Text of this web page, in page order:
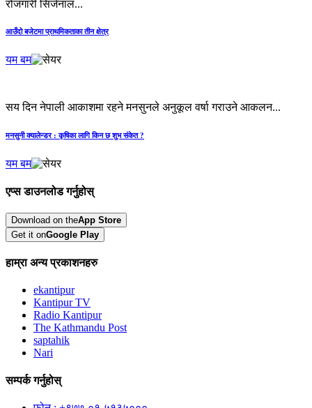
रोजगारी सिर्जनाल...
आउँदो बजेटमा प्राथमिकताका तीन क्षेत्र
यम बम
सय दिन नेपाली आकाशमा रहने मनसुनले अनुकूल वर्षा गराउने आकलन...
मनसुनी क्यालेन्डर : कृषिका लागि किन छ शुभ संकेत ?
यम बम
एप्स डाउनलोड गर्नुहोस्
Download on theApp Store
Get it onGoogle Play
हाम्रा अन्य प्रकाशनहरु
ekantipur
Kantipur TV
Radio Kantipur
The Kathmandu Post
saptahik
Nari
सम्पर्क गर्नुहोस्